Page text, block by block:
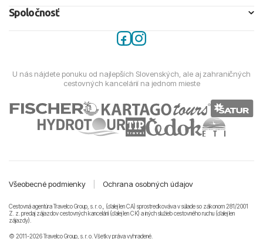
Spoločnosť
U nás nájdete ponuku od najlepších Slovenských, ale aj zahraničných
cestovných kancelárií na jednom mieste
Všeobecné podmienky Ochrana osobných údajov
Cestovná agentúra Travelco Group, s. r. o., (ďalej len CA) sprostredkováva v súlade so zákonom 281/2001
Z. z. predaj zájazdov cestovných kancelárii (ďalej len CK) a iných služieb cestovného ruchu (ďalej len
zájazdy).
© 2011-2026 Travelco Group, s. r. o. Všetky práva vyhradené.